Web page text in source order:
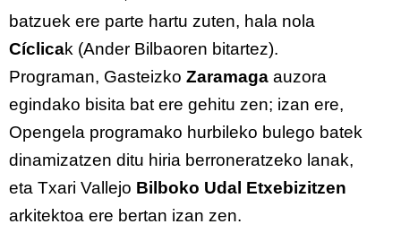
batzuek ere parte hartu zuten, hala nola
Cíclicak (Ander Bilbaoren bitartez).
Programan, Gasteizko Zaramaga auzora
egindako bisita bat ere gehitu zen; izan ere,
Opengela programako hurbileko bulego batek
dinamizatzen ditu hiria berroneratzeko lanak,
eta Txari Vallejo Bilboko Udal Etxebizitzen
arkitektoa ere bertan izan zen.